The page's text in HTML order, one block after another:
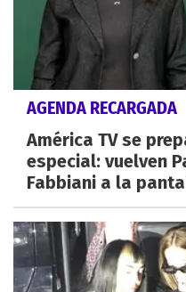
AGENDA RECARGADA
América TV se
especial: vuelven
Fabbiani a la